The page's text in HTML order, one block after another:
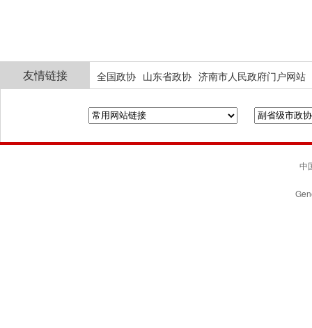
友情链接 全国政协 山东省政协 济南市人民政府门户网站
中